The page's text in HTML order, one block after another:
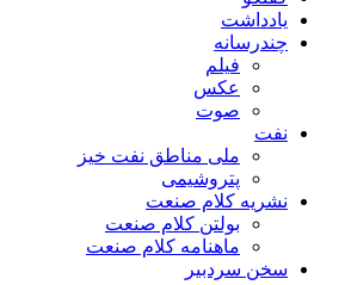
یادداشت
چندرسانه
فیلم
عکس
صوت
نفت
ملی مناطق نفت خیز
پتروشیمی
نشریه کلام صنعت
بولتن کلام صنعت
ماهنامه کلام صنعت
سخن سردبیر